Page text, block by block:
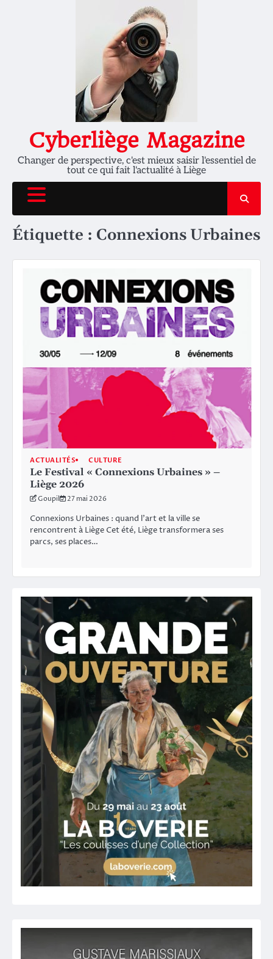
Cyberliège Magazine
Changer de perspective, c'est mieux saisir l'essentiel de
tout ce qui fait l'actualité à Liège
Étiquette : Connexions Urbaines
ACTUALITÉS CULTURE
Le Festival « Connexions Urbaines » –
Liège 2026
Goupil 27 mai 2026
Connexions Urbaines : quand l’art et la ville se
rencontrent à Liège Cet été, Liège transformera ses
parcs, ses places…